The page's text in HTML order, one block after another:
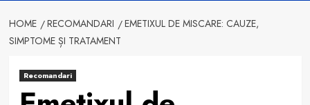
HOME RECOMANDARI
EMETIXUL DE MISCARE: CAUZE,
SIMPTOME ȘI TRATAMENT
Recomandari